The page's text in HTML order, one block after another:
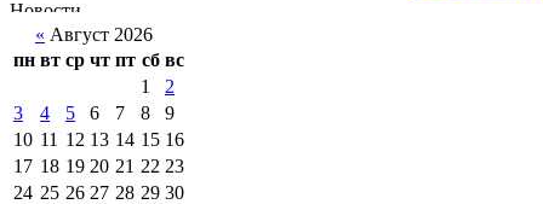
« Август 2026
пн вт ср чт пт сб вс
1
2
3
4 5 6 7 8
9
10 11 12 13 14 15 16
17 18 19 20 21 22 23
24 25 26 27 28 29 30